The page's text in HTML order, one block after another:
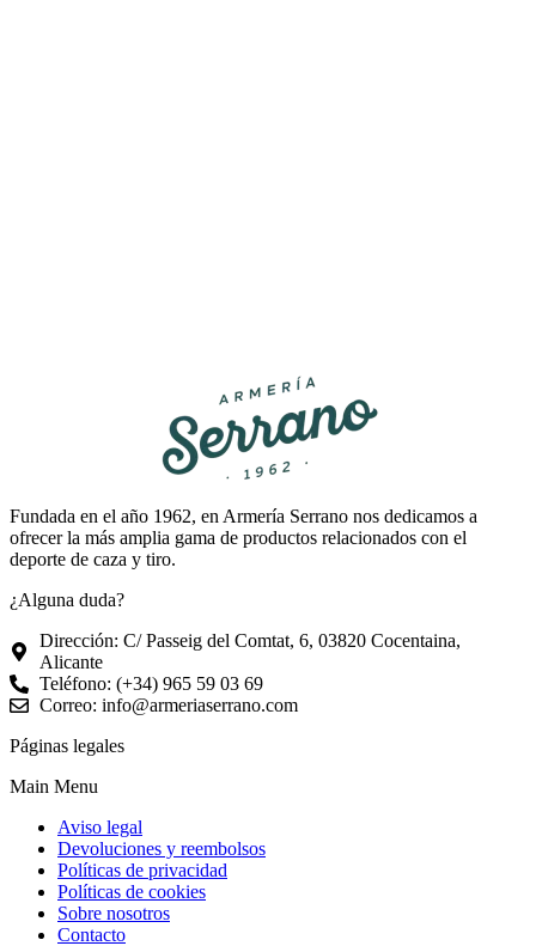
Fundada en el año 1962, en Armería Serrano nos dedicamos a
ofrecer la más amplia gama de productos relacionados con el
deporte de caza y tiro.
¿Alguna duda?
Dirección: C/ Passeig del Comtat, 6, 03820 Cocentaina,
Alicante
Teléfono: (+34) 965 59 03 69
Correo: info@armeriaserrano.com
Páginas legales
Main Menu
Aviso legal
Devoluciones y reembolsos
Políticas de privacidad
Políticas de cookies
Sobre nosotros
Contacto